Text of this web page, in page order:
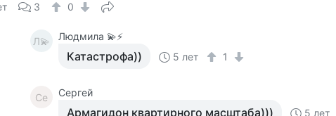
3 0
Л💫 Людмила 💫⚡
Катастрофа)) 5 лет 1
Се Сергей
Армагидон квартирного масштаба))) 5 лет